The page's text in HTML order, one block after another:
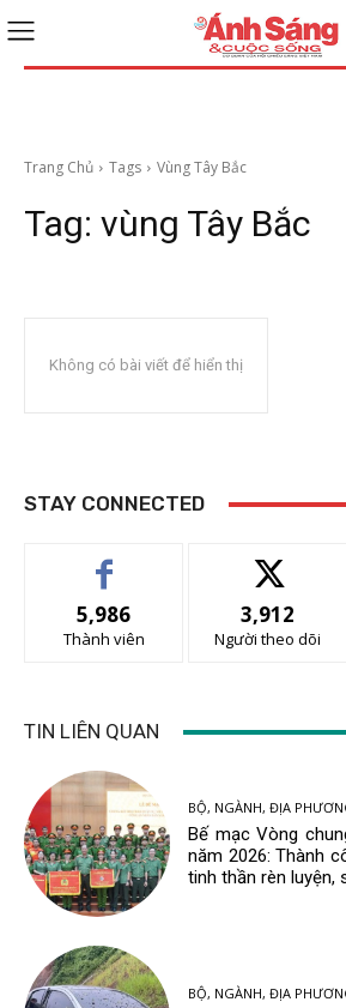
Trang Chủ Tags Vùng Tây Bắc
Tag: vùng Tây Bắc
Không có bài viết để hiển thị
STAY CONNECTED
5,986
Thành viên
3,912
Người theo dõi
TIN LIÊN QUAN
BỘ, NGÀNH, ĐỊA
Bế mạc Vòng
năm 2026: Thành
tinh thần rèn luyện,
BỘ, NGÀNH, ĐỊA